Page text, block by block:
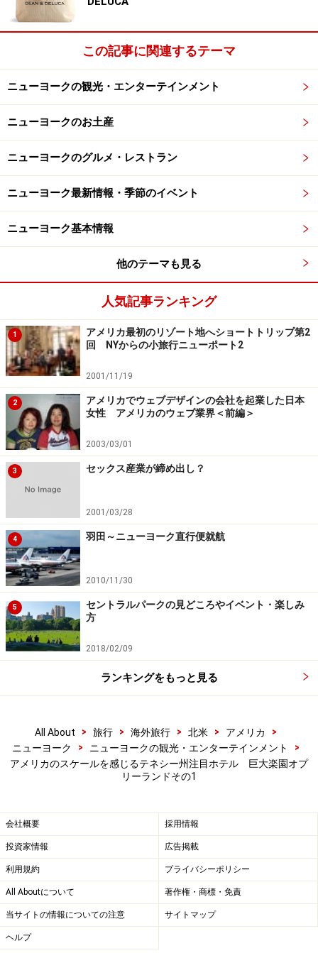
い人口滝が勢いよく流れ、熱帯の植物も生い茂ってい
バルコニーで滝を見ながら朝食も楽しめる
ー、アイロン、金庫、その他洗面台付き化粧コーナーが
浴室の隣に設置。部屋内の家具は落ち着いた色で重厚感
にあふれ、バルコニーには丸テーブルと椅子が2個置か
れ、朝食を食べるスペースにぴったりでした。
その夜は早速バルコニーのドアを開けて、一晩中聞こえ
る心地よい滝の水音を聞きながら眠りました。
⇒次ページはリバークルーズやコンサバトリー・ガーデ
ンについて紹介します
※記事内容は執筆時点のものです。最新の内容をご確認くださ
い。
※海外を訪れる際には最新情報の入手に努め、「
ホームページ」を確認するなど、安全確保に十分注意を払ってく
ださい。
この記事に関連するテーマ
ニューヨークの観光・エンターテインメント
ニューヨークのお土産
ニューヨークのグルメ・レストラン
ニューヨーク最新情報・季節のイベント
ニューヨーク基本情報
他のテーマも見る
人気記事ランキング
1
アメリカ最初のリゾート地へショートトリップ第2
回 NYからの小旅行ニューポート2
2001/11/19
2
アメリカでウェブデザインの会社を起業した日本
女性 アメリカのウェブ業界＜前編＞
2003/03/01
3 セックス産業が締め出し？
2001/03/28
4 羽田～ニューヨーク直行便就航
2010/11/30
5
セントラルパークの見どころやイベント・楽しみ
方
2018/02/09
ランキングをもっと見る
All About > 旅行 > 海外旅行 > 北米 > アメリカ
>
ニューヨーク
> ニューヨークの観光・エンターテインメント
>
アメリカのスケールを感じるテネシー州注目ホテル 巨大楽園オプ
リーランドその1
会社概要 採用情報
投資家情報 広告掲載
利用規約 プライバシーポリシー
All Aboutについて 著作権・商標・免責
当サイトの情報についての注意 サイトマップ
ヘルプ